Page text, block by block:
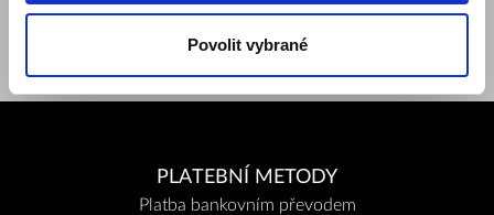
Povolit vybrané
PLATEBNÍ METODY
Platba bankovním převodem